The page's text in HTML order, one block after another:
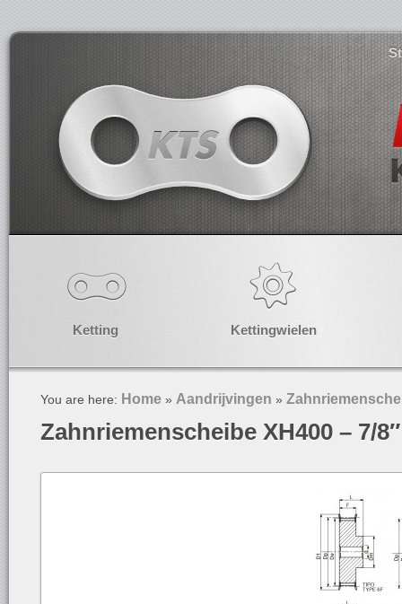
Ketting Kettingwielen
You are here: Home » Aandrijvingen »
Zahnriemenscheibe XH400 – 7/